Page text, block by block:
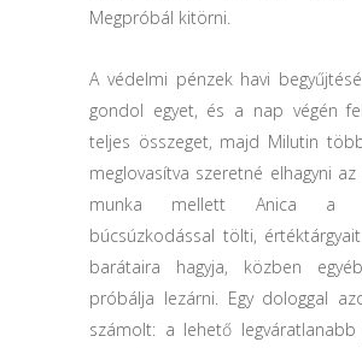
Megpróbál kitörni.
A védelmi pénzek havi
gondol egyet, és a nap végén
teljes összeget, majd Milutin
meglovasítva szeretné elhagyni
munka mellett Anica a
búcsúzkodással tölti,
barátaira hagyja, közben
próbálja lezárni. Egy dologgal
számolt: a lehető legváratlanabb